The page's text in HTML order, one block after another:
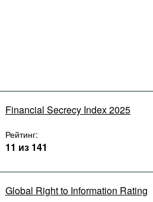
Financial Secrecy Index 2025
Рейтинг:
11 из 141
Global Right to Information Rating